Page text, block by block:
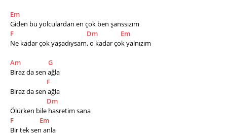
Em
Giden bu yolculardan en çok ben şanssızım
F
Dm
Em
Ne kadar çok yaşadıysam, o kadar çok yalnızım
Am
G
Biraz da sen ağla
F
Biraz da sen ağla
Dm
Ölürken bile hasretim sana
F
Em
Bir tek sen anla